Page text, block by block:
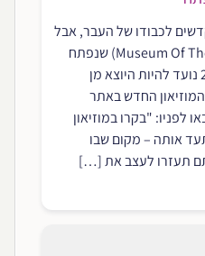
לכבודו של העבר, אבל
"מוזיאון העתיד" (Museum Of The Future) שנפתח
בדובאי ב-22 בפברואר 2022 נועד להיות היוצא מן
החדש באתר
לפניו: "בקרו במוזיאון
אותה – מקום שבו
תעזרו לעצב את […]